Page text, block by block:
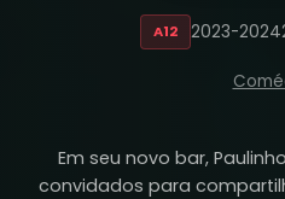
A12 2023-2024
Em seu novo bar,
convidados para